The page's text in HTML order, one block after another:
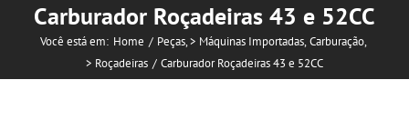
Carburador Roçadeiras 43 e 52CC
Você está em: Home Peças > Máquinas Importadas Carburação
> Roçadeiras
Carburador Roçadeiras 43 e 52CC